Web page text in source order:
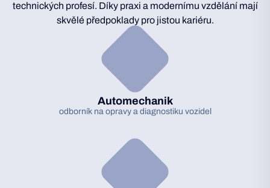
technických profesí. Díky praxi a modernímu vzdělání mají
skvělé předpoklady pro jistou kariéru.
Automechanik
odborník na opravy a diagnostiku vozidel